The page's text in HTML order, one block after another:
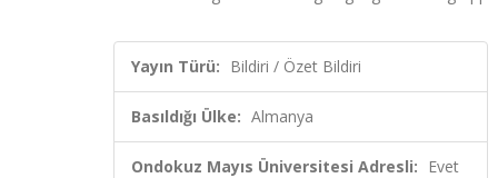
Yayın Türü: Bildiri / Özet Bildiri
Basıldığı Ülke: Almanya
Ondokuz Mayıs Üniversitesi Adresli: Evet